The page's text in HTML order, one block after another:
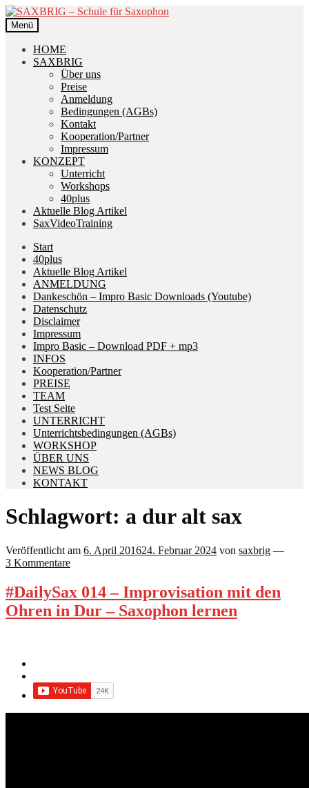
Zur
Navigation
springen
Zum
Inhalt
springen
Menü
HOME
SAXBRIG
Über uns
Preise
Anmeldung
Bedingungen (AGBs)
Kontakt
Kooperation/Partner
Impressum
KONZEPT
Unterricht
Workshops
40plus
Aktuelle Blog Artikel
SaxVideoTraining
Start
40plus
Aktuelle Blog Artikel
ANMELDUNG
Dankeschön – Impro Basic Downloads (Youtube)
Datenschutz
Disclaimer
Impressum
Impro Basic – Download PDF + mp3
INFOS
Kooperation/Partner
PREISE
TEAM
Test Seite
UNTERRICHT
Unterrichtsbedingungen (AGBs)
WORKSHOP
ÜBER UNS
NEWS BLOG
KONTAKT
Schlagwort: a dur alt sax
Veröffentlicht am 6. April 201624. Februar 2024 von saxbrig —
3 Kommentare
#DailySax 014 – Improvisation mit den
Ohren in Dur – Saxophon lernen